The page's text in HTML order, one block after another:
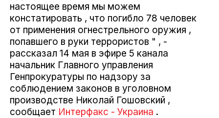
настоящее время мы можем
констатировать , что погибло 78 человек
от применения огнестрельного оружия ,
попавшего в руки террористов " , -
рассказал 14 мая в эфире 5 канала
начальник Главного управления
Генпрокуратуры по надзору за
соблюдением законов в уголовном
производстве Николай Гошовский ,
сообщает Интерфакс - Украина .